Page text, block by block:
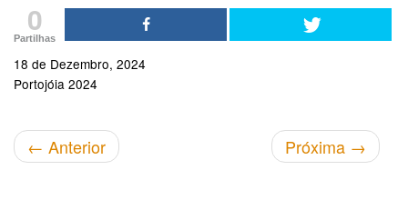
0
Partilhas
18 de Dezembro, 2024
Portojóia 2024
← Anterior Próxima →